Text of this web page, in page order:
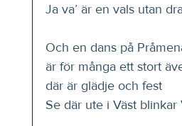
Ja va’ är en vals utan
Och en dans på
är för många ett stort
där är glädje och fest
Se där ute i Väst blinkar